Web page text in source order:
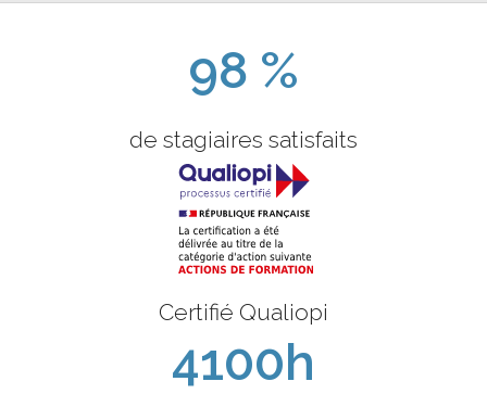
98 %
de stagiaires satisfaits
Certifié Qualiopi
4100h